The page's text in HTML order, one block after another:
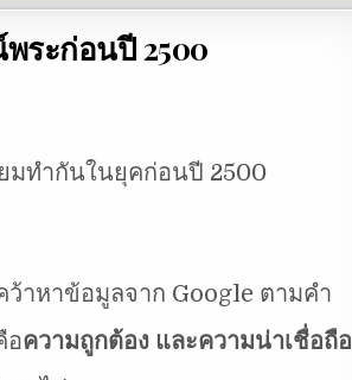
ระก่อนปี 2500
มทำกันในยุคก่อนปี 2500
าหาข้อมูลจาก Google ตามคำ
อความถูกต้อง และความน่าเชื่อถือ